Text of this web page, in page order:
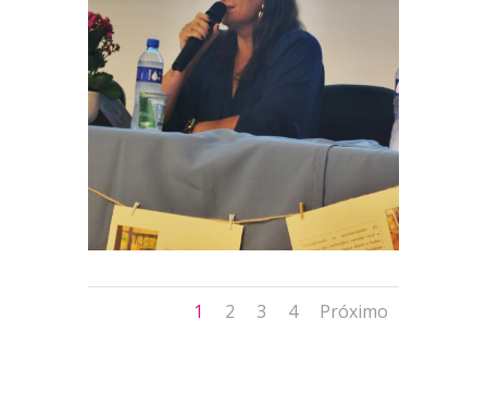
1 2 3 4 Próximo